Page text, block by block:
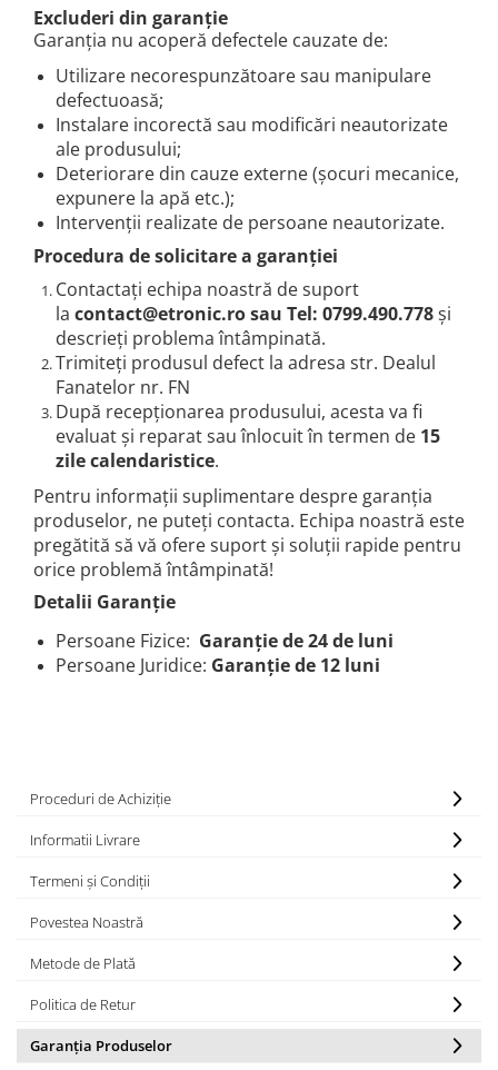
Excluderi din garanție
Garanția nu acoperă defectele cauzate de:
Utilizare necorespunzătoare sau manipulare
defectuoasă;
Instalare incorectă sau modificări neautorizate
ale produsului;
Deteriorare din cauze externe (șocuri mecanice,
expunere la apă etc.);
Intervenții realizate de persoane neautorizate.
Procedura de solicitare a garanției
Contactați echipa noastră de suport
la contact@etronic.ro sau Tel: 0799.490.778și
descrieți problema întâmpinată.
Trimiteți produsul defect la adresa str. Dealul
Fanatelor nr. FN
După recepționarea produsului, acesta va fi
evaluat și reparat sau înlocuit în termen de 15
zile calendaristice.
Pentru informații suplimentare despre garanția
produselor, ne puteți contacta. Echipa noastră este
pregătită să vă ofere suport și soluții rapide pentru
orice problemă întâmpinată!
Detalii Garanție
Persoane Fizice: Garanție de 24 de luni
Persoane Juridice: Garanție de 12 luni
Proceduri de Achiziție
Informatii Livrare
Termeni și Condiții
Povestea Noastră
Metode de Plată
Politica de Retur
Garanția Produselor